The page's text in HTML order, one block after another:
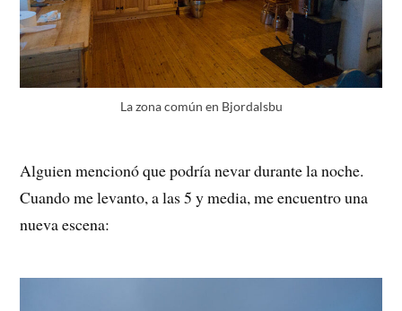
La zona común en Bjordalsbu
Alguien mencionó que podría nevar durante la noche.
Cuando me levanto, a las 5 y media, me encuentro una
nueva escena: